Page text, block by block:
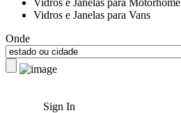
Vidros e Janelas para Motorhome
Vidros e Janelas para Vans
Onde
Sign In